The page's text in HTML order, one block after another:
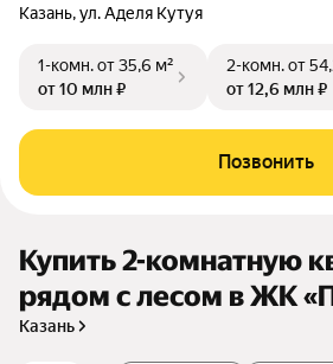
Казань,ул. Аделя Кутуя
1-комн.от 35,6 м²
от 10 млн ₽
2-комн.от
от 12,6 млн ₽
Позвонить
Купить 2-комнатную
рядом с лесом в ЖК
Казань